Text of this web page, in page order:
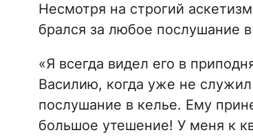
Несмотря на строгий
брался за любое послушание
«Я всегда видел его в
Василию, когда уже не
послушание в келье. Ему
большое утешение! У меня к